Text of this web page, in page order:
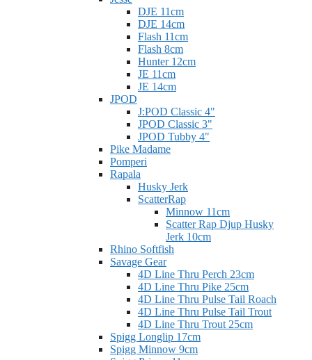
DJE 11cm
DJE 14cm
Flash 11cm
Flash 8cm
Hunter 12cm
JE 11cm
JE 14cm
JPOD
J:POD Classic 4"
JPOD Classic 3"
JPOD Tubby 4"
Pike Madame
Pomperi
Rapala
Husky Jerk
ScatterRap
Minnow 11cm
Scatter Rap Djup Husky
Jerk 10cm
Rhino Softfish
Savage Gear
4D Line Thru Perch 23cm
4D Line Thru Pike 25cm
4D Line Thru Pulse Tail Roach
4D Line Thru Pulse Tail Trout
4D Line Thru Trout 25cm
Spigg Longlip 17cm
Spigg Minnow 9cm